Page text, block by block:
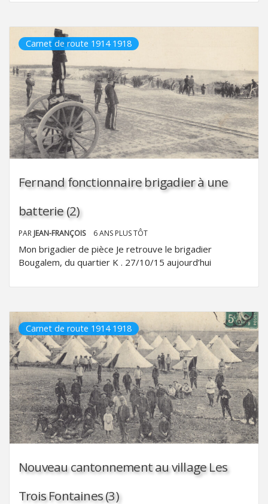
Carnet de route 1914 1918
Fernand fonctionnaire brigadier à une
batterie (2)
PAR JEAN-FRANÇOIS 6 ANS PLUS TÔT
Mon brigadier de pièce Je retrouve le brigadier
Bougalem, du quartier K . 27/10/15 aujourd’hui
Carnet de route 1914 1918
Nouveau cantonnement au village Les
Trois Fontaines (3)